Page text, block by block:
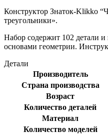
Конструктор Знаток-Klikko
треугольники».
Набор содержит 102 детали
основами геометрии.
Детали
Производитель
Страна производства
Возраст
Количество деталей
Материал
Количество моделей